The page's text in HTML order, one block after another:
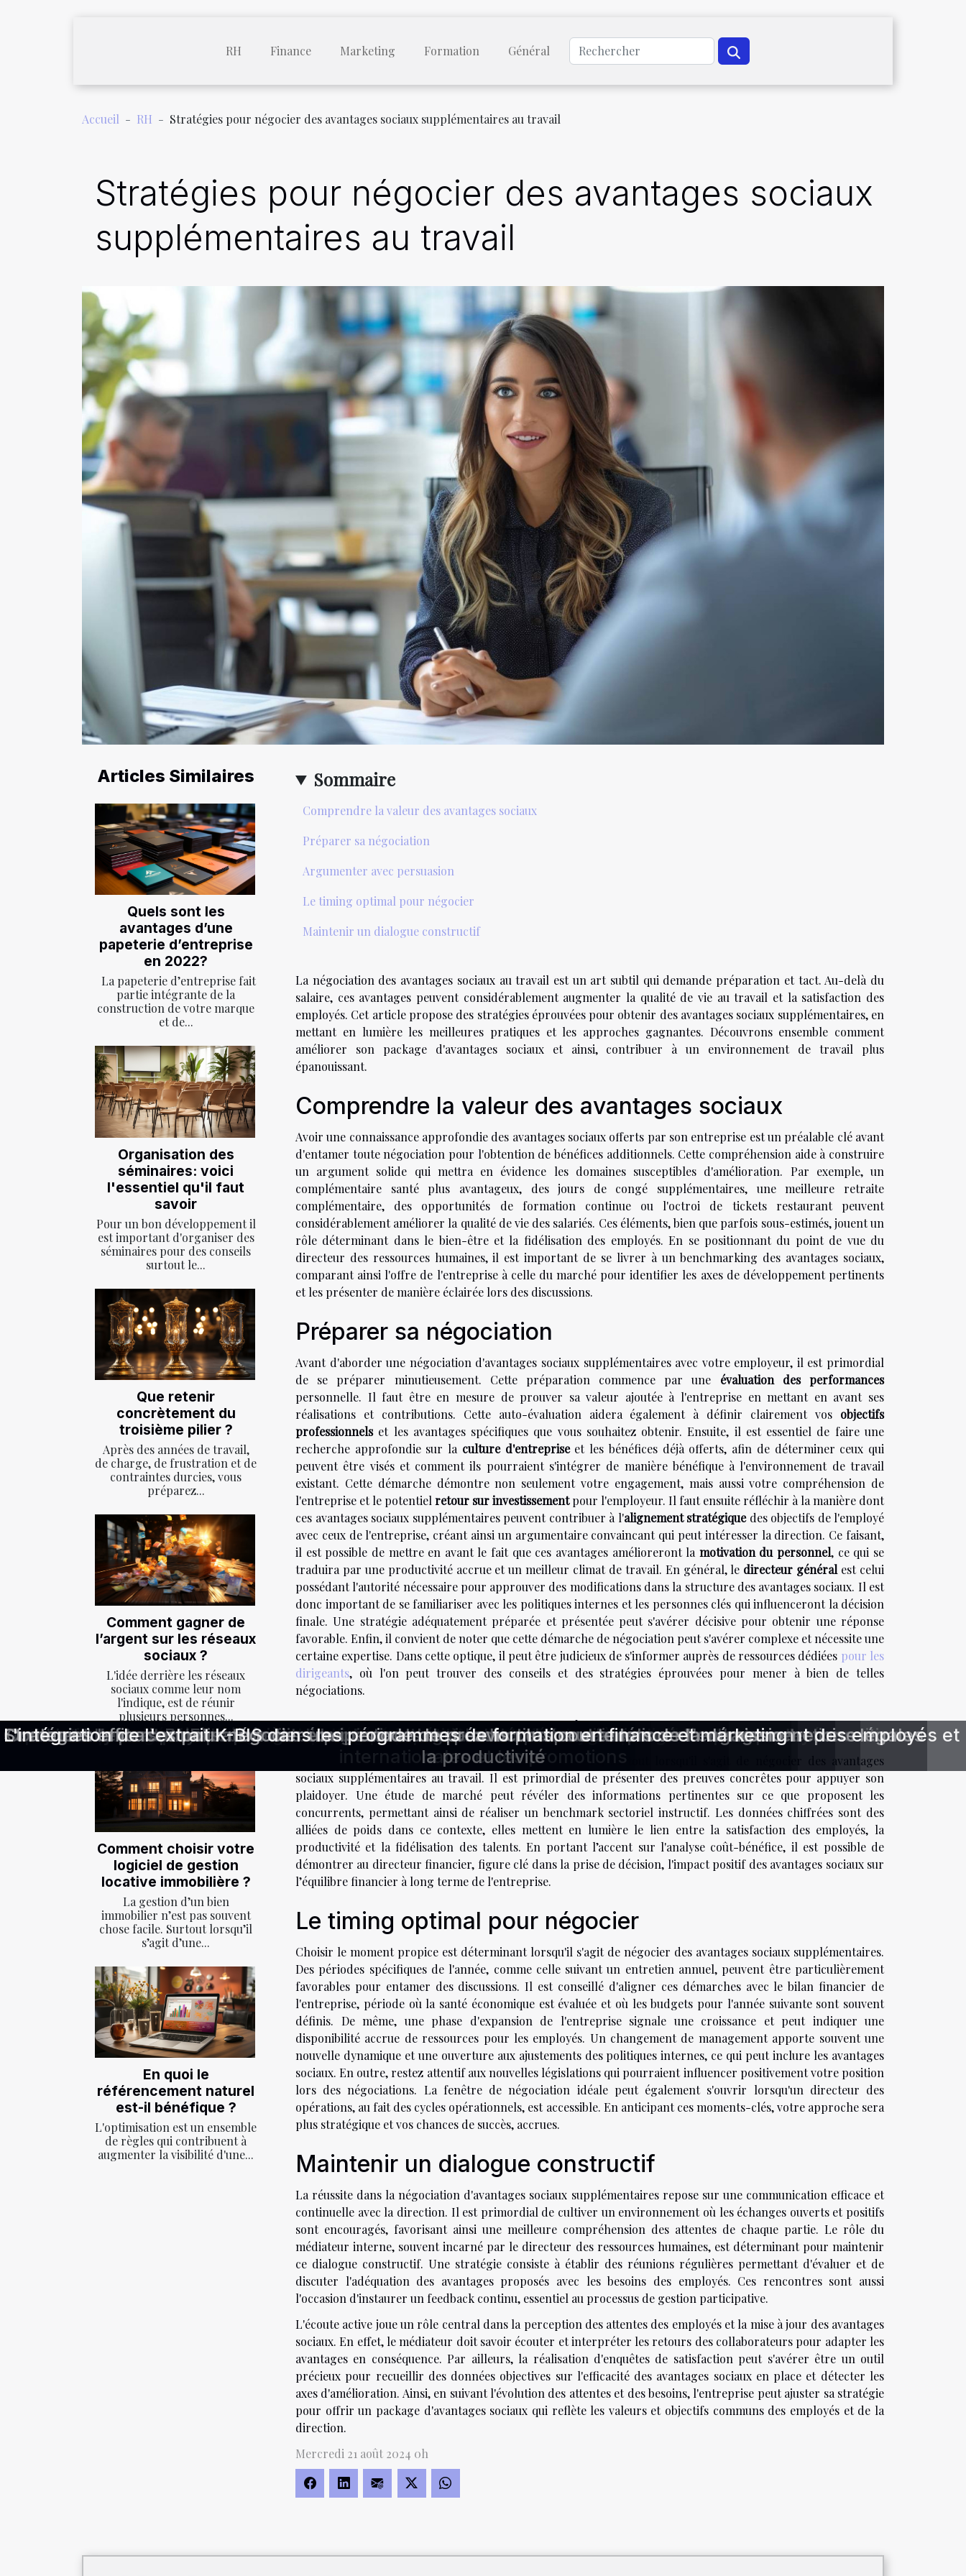
RH Finance Marketing Formation Général
Accueil RH Stratégies pour négocier des avantages sociaux supplémentaires au travail
Stratégies pour négocier des avantages sociaux
supplémentaires au travail
Articles Similaires
Quels sont les
avantages d’une
papeterie d’entreprise
en 2022?
La papeterie d’entreprise fait
partie intégrante de la
construction de votre marque
et de...
Organisation des
séminaires: voici
l'essentiel qu'il faut
savoir
Pour un bon développement il
est important d'organiser des
séminaires pour des conseils
surtout le...
Que retenir
concrètement du
troisième pilier ?
Après des années de travail,
de charge, de frustration et de
contraintes durcies, vous
préparez...
Comment gagner de
l’argent sur les réseaux
sociaux ?
L'idée derrière les réseaux
sociaux comme leur nom
l'indique, est de réunir
plusieurs personnes...
Comment choisir votre
logiciel de gestion
locative immobilière ?
La gestion d’un bien
immobilier n’est pas souvent
chose facile. Surtout lorsqu’il
s’agit d’une...
En quoi le
référencement naturel
est-il bénéfique ?
L'optimisation est un ensemble
de règles qui contribuent à
augmenter la visibilité d'une...
Sommaire
Comprendre la valeur des avantages sociaux
Préparer sa négociation
Argumenter avec persuasion
Le timing optimal pour négocier
Maintenir un dialogue constructif
La négociation des avantages sociaux au travail est un art subtil qui demande préparation et tact. Au-delà du
salaire, ces avantages peuvent considérablement augmenter la qualité de vie au travail et la satisfaction des
employés. Cet article propose des stratégies éprouvées pour obtenir des avantages sociaux supplémentaires, en
mettant en lumière les meilleures pratiques et les approches gagnantes. Découvrons ensemble comment
améliorer son package d'avantages sociaux et ainsi, contribuer à un environnement de travail plus
épanouissant.
Comprendre la valeur des avantages sociaux
Avoir une connaissance approfondie des avantages sociaux offerts par son entreprise est un préalable clé avant
d'entamer toute négociation pour l'obtention de bénéfices additionnels. Cette compréhension aide à construire
un argument solide qui mettra en évidence les domaines susceptibles d'amélioration. Par exemple, un
complémentaire santé plus avantageux, des jours de congé supplémentaires, une meilleure retraite
complémentaire, des opportunités de formation continue ou l'octroi de tickets restaurant peuvent
considérablement améliorer la qualité de vie des salariés. Ces éléments, bien que parfois sous-estimés, jouent un
rôle déterminant dans le bien-être et la fidélisation des employés. En se positionnant du point de vue du
directeur des ressources humaines, il est important de se livrer à un benchmarking des avantages sociaux,
comparant ainsi l'offre de l'entreprise à celle du marché pour identifier les axes de développement pertinents
et les présenter de manière éclairée lors des discussions.
Préparer sa négociation
Avant d'aborder une négociation d'avantages sociaux supplémentaires avec votre employeur, il est primordial
de se préparer minutieusement. Cette préparation commence par une évaluation des performances
personnelle. Il faut être en mesure de prouver sa valeur ajoutée à l'entreprise en mettant en avant ses
réalisations et contributions. Cette auto-évaluation aidera également à définir clairement vos objectifs
professionnelset les avantages spécifiques que vous souhaitez obtenir. Ensuite, il est essentiel de faire une
recherche approfondie sur la culture d'entrepriseet les bénéfices déjà offerts, afin de déterminer ceux qui
peuvent être visés et comment ils pourraient s'intégrer de manière bénéfique à l'environnement de travail
existant. Cette démarche démontre non seulement votre engagement, mais aussi votre compréhension de
l'entreprise et le potentiel retour sur investissementpour l'employeur. Il faut ensuite réfléchir à la manière dont
ces avantages sociaux supplémentaires peuvent contribuer à l'alignement stratégiquedes objectifs de l'employé
avec ceux de l'entreprise, créant ainsi un argumentaire convaincant qui peut intéresser la direction. Ce faisant,
il est possible de mettre en avant le fait que ces avantages amélioreront la motivation du personnel, ce qui se
traduira par une productivité accrue et un meilleur climat de travail. En général, le directeur général est celui
possédant l'autorité nécessaire pour approuver des modifications dans la structure des avantages sociaux. Il est
donc important de se familiariser avec les politiques internes et les personnes clés qui influenceront la décision
finale. Une stratégie adéquatement préparée et présentée peut s'avérer décisive pour obtenir une réponse
favorable. Enfin, il convient de noter que cette démarche de négociation peut s'avérer complexe et nécessite une
certaine expertise. Dans cette optique, il peut être judicieux de s'informer auprès de ressources dédiées pour les
dirigeants, où l'on peut trouver des conseils et des stratégies éprouvées pour mener à bien de telles
négociations.
Argumenter avec persuasion
Construire une argumentation convaincante est un art, surtout lorsqu'il s'agit de négocier des avantages
sociaux supplémentaires au travail. Il est primordial de présenter des preuves concrêtes pour appuyer son
plaidoyer. Une étude de marché peut révéler des informations pertinentes sur ce que proposent les
concurrents, permettant ainsi de réaliser un benchmark sectoriel instructif. Les données chiffrées sont des
alliées de poids dans ce contexte, elles mettent en lumière le lien entre la satisfaction des employés, la
productivité et la fidélisation des talents. En portant l’accent sur l'analyse coût-bénéfice, il est possible de
démontrer au directeur financier, figure clé dans la prise de décision, l'impact positif des avantages sociaux sur
l’équilibre financier à long terme de l'entreprise.
Le timing optimal pour négocier
Choisir le moment propice est déterminant lorsqu'il s'agit de négocier des avantages sociaux supplémentaires.
Des périodes spécifiques de l'année, comme celle suivant un entretien annuel, peuvent être particulièrement
favorables pour entamer des discussions. Il est conseillé d'aligner ces démarches avec le bilan financier de
l'entreprise, période où la santé économique est évaluée et où les budgets pour l'année suivante sont souvent
définis. De même, une phase d'expansion de l'entreprise signale une croissance et peut indiquer une
disponibilité accrue de ressources pour les employés. Un changement de management apporte souvent une
nouvelle dynamique et une ouverture aux ajustements des politiques internes, ce qui peut inclure les avantages
sociaux. En outre, restez attentif aux nouvelles législations qui pourraient influencer positivement votre position
lors des négociations. La fenêtre de négociation idéale peut également s'ouvrir lorsqu'un directeur des
opérations, au fait des cycles opérationnels, est accessible. En anticipant ces moments-clés, votre approche sera
plus stratégique et vos chances de succès, accrues.
Maintenir un dialogue constructif
La réussite dans la négociation d'avantages sociaux supplémentaires repose sur une communication efficace et
continuelle avec la direction. Il est primordial de cultiver un environnement où les échanges ouverts et positifs
sont encouragés, favorisant ainsi une meilleure compréhension des attentes de chaque partie. Le rôle du
médiateur interne, souvent incarné par le directeur des ressources humaines, est déterminant pour maintenir
ce dialogue constructif. Une stratégie consiste à établir des réunions régulières permettant d'évaluer et de
discuter l'adéquation des avantages proposés avec les besoins des employés. Ces rencontres sont aussi
l'occasion d'instaurer un feedback continu, essentiel au processus de gestion participative.
L'écoute active joue un rôle central dans la perception des attentes des employés et la mise à jour des avantages
sociaux. En effet, le médiateur doit savoir écouter et interpréter les retours des collaborateurs pour adapter les
avantages en conséquence. Par ailleurs, la réalisation d'enquêtes de satisfaction peut s'avérer être un outil
précieux pour recueillir des données objectives sur l'efficacité des avantages sociaux en place et détecter les
axes d'amélioration. Ainsi, en suivant l'évolution des attentes et des besoins, l'entreprise peut ajuster sa stratégie
pour offrir un package d'avantages sociaux qui reflète les valeurs et objectifs communs des employés et de la
direction.
Mercredi 21 août 2024 0h
Stratégies innovantes pour améliorer l'engagement des employés
Comment les PME peuvent-elles optimiser la gestion des risques psychosociaux ?
Avantages et inconvénients des sites pour freelancers
Stratégies efficaces pour exceller dans les assessments professionnels
Stratégies efficaces pour la gestion de projets dans le secteur numérique
Stratégies innovantes en recrutement pour les PME en 2023
Le bien-être numérique au travail stratégies pour une meilleure hygiène digitale des employés
Stratégies pour gérer les litiges de propriété intellectuelle efficacement
Comment optimiser votre recherche d'emploi avec l'aide de l'IA
Exploration des carrières émergentes à la compétition des métiers
Les dynamiques de carrière dans le secteur des télécommunications : comprendre les transitions
internationales et les promotions
Les droits des employés après un licenciement : guide complet sur les procédures et protections légales
Comment l'extrait RNE peut faciliter la gestion des ressources humaines au sein d'une entreprise
Comment la personnalisation des équipements de production peut améliorer l'engagement des employés et
la productivité
Stratégies efficaces pour négocier une période de préavis plus courte lors de la démission
L'intégration de l'extrait K-BIS dans les programmes de formation en finance et marketing